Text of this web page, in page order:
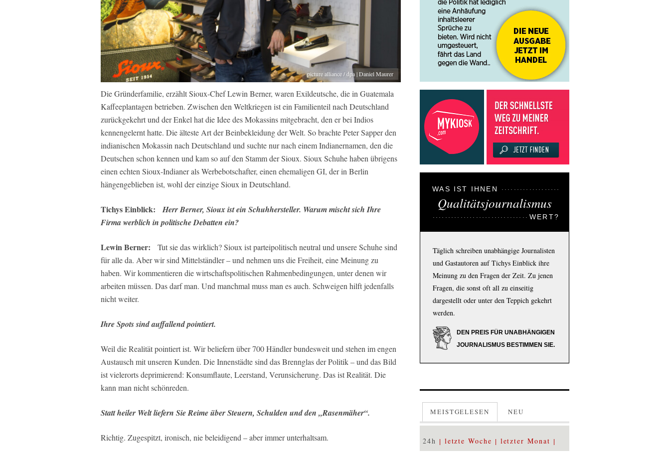
picture alliance / dpa | Daniel Maurer
Die Gründerfamilie, erzählt Sioux-Chef Lewin Berner, waren Exildeutsche, die in Guatemala
Kaffeeplantagen betrieben. Zwischen den Weltkriegen ist ein Familienteil nach Deutschland
zurückgekehrt und der Enkel hat die Idee des Mokassins mitgebracht, den er bei Indios
kennengelernt hatte. Die älteste Art der Beinbekleidung der Welt. So brachte Peter Sapper den
indianischen Mokassin nach Deutschland und suchte nur nach einem Indianernamen, den die
Deutschen schon kennen und kam so auf den Stamm der Sioux. Sioux Schuhe haben übrigens
einen echten Sioux-Indianer als Werbebotschafter, einen ehemaligen GI, der in Berlin
hängengeblieben ist, wohl der einzige Sioux in Deutschland.
Tichys Einblick:Herr Berner, Sioux ist ein Schuhhersteller. Warum mischt sich Ihre
Firma werblich in politische Debatten ein?
Lewin Berner: Tut sie das wirklich? Sioux ist parteipolitisch neutral und unsere Schuhe sind
für alle da. Aber wir sind Mittelständler – und nehmen uns die Freiheit, eine Meinung zu
haben. Wir kommentieren die wirtschaftspolitischen Rahmenbedingungen, unter denen wir
arbeiten müssen. Das darf man. Und manchmal muss man es auch. Schweigen hilft jedenfalls
nicht weiter.
Ihre Spots sind auffallend pointiert.
Weil die Realität pointiert ist. Wir beliefern über 700 Händler bundesweit und stehen im engen
Austausch mit unseren Kunden. Die Innenstädte sind das Brennglas der Politik – und das Bild
ist vielerorts deprimierend: Konsumflaute, Leerstand, Verunsicherung. Das ist Realität. Die
kann man nicht schönreden.
Statt heiler Welt liefern Sie Reime über Steuern, Schulden und den „Rasenmäher“.
Richtig. Zugespitzt, ironisch, nie beleidigend – aber immer unterhaltsam.
WAS IST IHNEN
Qualitätsjournalismus
WERT?
Täglich schreiben unabhängige Journalisten
und Gastautoren auf Tichys Einblick ihre
Meinung zu den Fragen der Zeit. Zu jenen
Fragen, die sonst oft all zu einseitig
dargestellt oder unter den Teppich gekehrt
werden.
DEN PREIS FÜR UNABHÄNGIGEN
JOURNALISMUS BESTIMMEN SIE.
MEISTGELESEN NEU
24h letzte Woche letzter Monat